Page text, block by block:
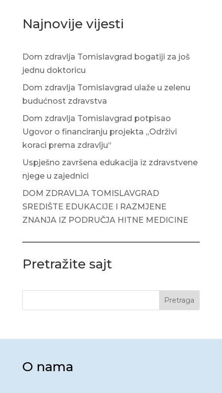
Najnovije vijesti
Dom zdravlja Tomislavgrad bogatiji za još
jednu doktoricu
Dom zdravlja Tomislavgrad ulaže u zelenu
budućnost zdravstva
Dom zdravlja Tomislavgrad potpisao
Ugovor o financiranju projekta „Održivi
koraci prema zdravlju“
Uspješno završena edukacija iz zdravstvene
njege u zajednici
DOM ZDRAVLJA TOMISLAVGRAD
SREDIŠTE EDUKACIJE I RAZMJENE
ZNANJA IZ PODRUČJA HITNE MEDICINE
Pretražite sajt
Pretraga
O nama